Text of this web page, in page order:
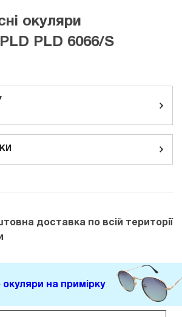
окуляри
PLD 6066/S
доставка по всій території
на примірку